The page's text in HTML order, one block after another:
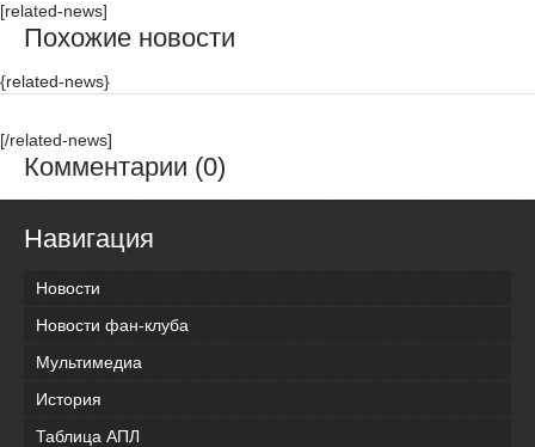
[related-news]
Похожие новости
{related-news}
[/related-news]
Комментарии (0)
Навигация
Новости
Новости фан-клуба
Мультимедиа
История
Таблица АПЛ